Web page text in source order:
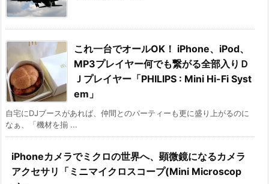
これ一台でオールOK！ iPhone、iPod、
MP3プレイヤー何でも繋がる全部入りＤ
Ｊプレイヤー「PHILIPS : Mini Hi-Fi Syst
em」
自宅にDJブースがあれば、仲間とのパーティーも更に盛り上がるのに
なぁ、「機材を揃 ...
iPhoneカメラでミクロの世界へ、顕微鏡になるカメラ
アクセサリ「ミニマイクロスコープ(Mini Microscop